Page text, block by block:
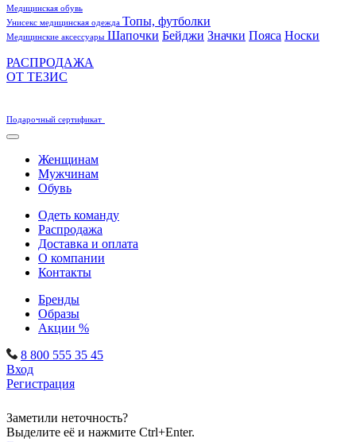
Медицинская обувь
Унисекс медицинская одежда Топы, футболки
Медицинские аксессуары Шапочки Бейджи Значки Пояса Носки
РАСПРОДАЖА
ОТ ТЕЗИС
Подарочный сертификат
Женщинам
Мужчинам
Обувь
Одеть команду
Распродажа
Доставка и оплата
О компании
Контакты
Бренды
Образы
Акции %
8 800 555 35 45
Вход
Регистрация
Заметили неточность?
Выделите её и нажмите Ctrl+Enter.